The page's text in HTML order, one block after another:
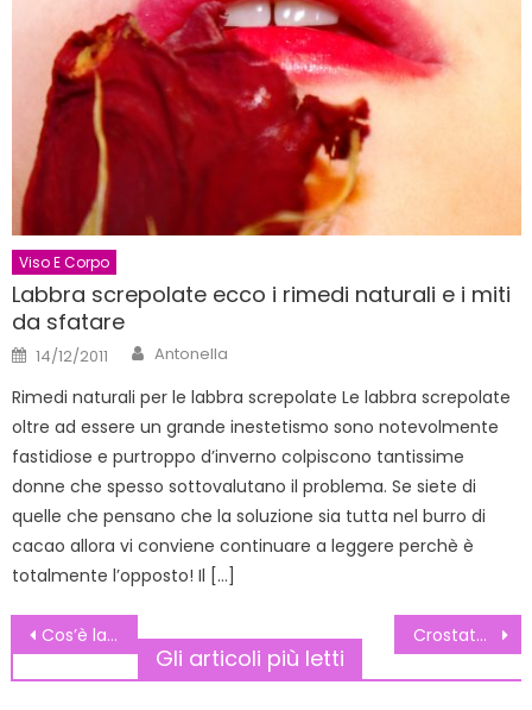
Viso E Corpo
Labbra screpolate ecco i rimedi naturali e i miti
da sfatare
Posted
on
14/12/2011 Author
Antonella
Rimedi naturali per le labbra screpolate Le labbra screpolate
oltre ad essere un grande inestetismo sono notevolmente
fastidiose e purtroppo d’inverno colpiscono tantissime
donne che spesso sottovalutano il problema. Se siete di
quelle che pensano che la soluzione sia tutta nel burro di
cacao allora vi conviene continuare a leggere perchè è
totalmente l’opposto! Il […]
Navigazione
articoli
Cos’è la fame nervosa e come contrastarla Crostata di albicocche
Gli articoli più letti